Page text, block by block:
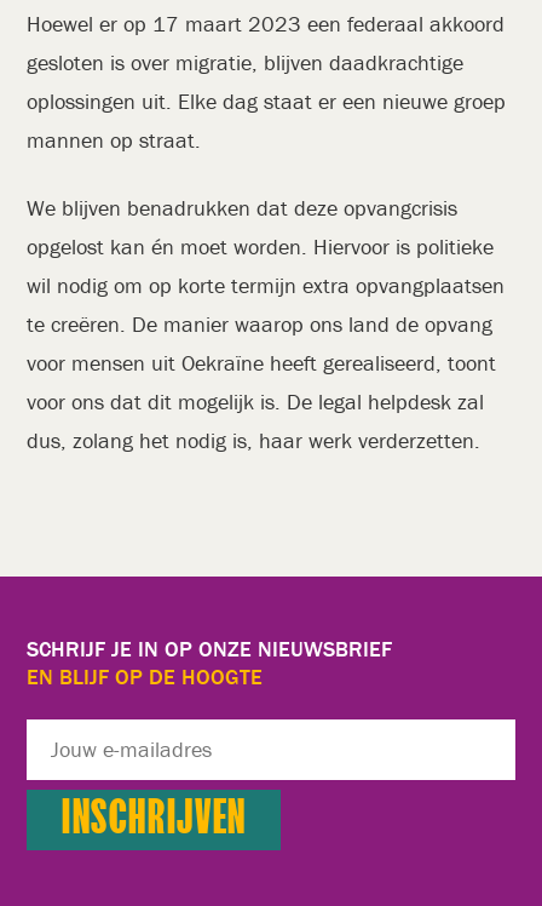
Hoewel er op 17 maart 2023 een federaal akkoord
gesloten is over migratie, blijven daadkrachtige
oplossingen uit. Elke dag staat er een nieuwe groep
mannen op straat.
We blijven benadrukken dat deze opvangcrisis
opgelost kan én moet worden. Hiervoor is politieke
wil nodig om op korte termijn extra opvangplaatsen
te creëren. De manier waarop ons land de opvang
voor mensen uit Oekraïne heeft gerealiseerd, toont
voor ons dat dit mogelijk is. De legal helpdesk zal
dus, zolang het nodig is, haar werk verderzetten.
SCHRIJF JE IN OP ONZE NIEUWSBRIEF
EN BLIJF OP DE HOOGTE